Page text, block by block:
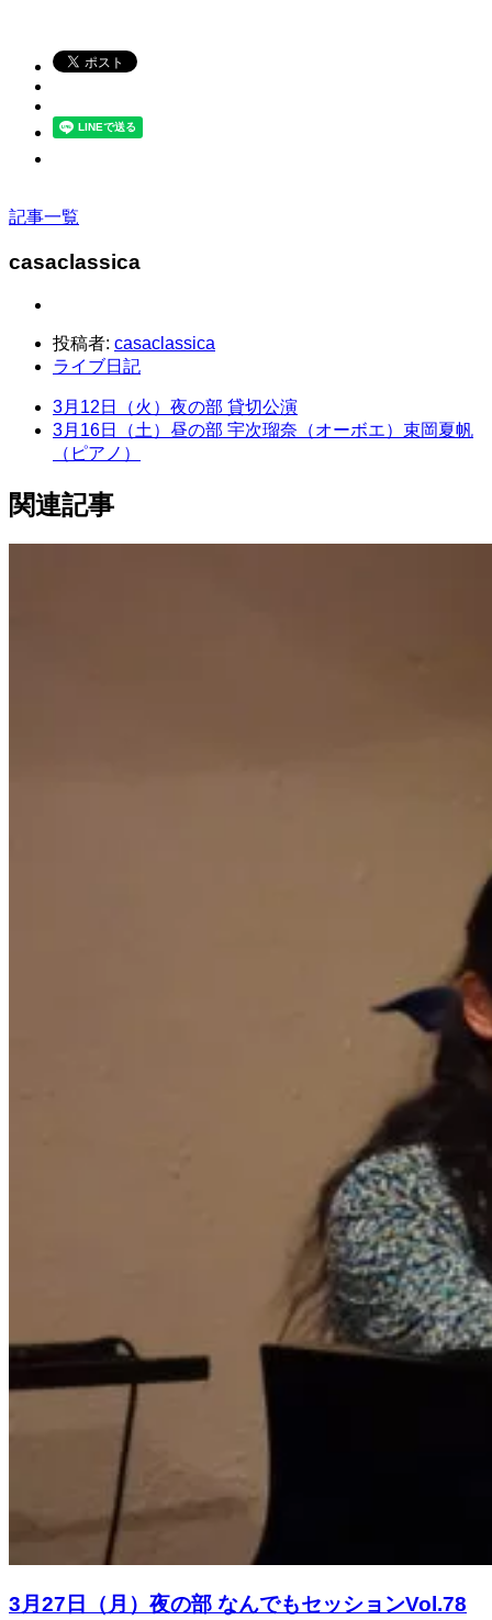
記事一覧
casaclassica
投稿者: casaclassica
ライブ日記
3月12日（火）夜の部 貸切公演
3月16日（土）昼の部 宇次瑠奈（オーボエ）束岡夏帆
（ピアノ）
関連記事
3月27日（月）夜の部 なんでもセッションVol.78